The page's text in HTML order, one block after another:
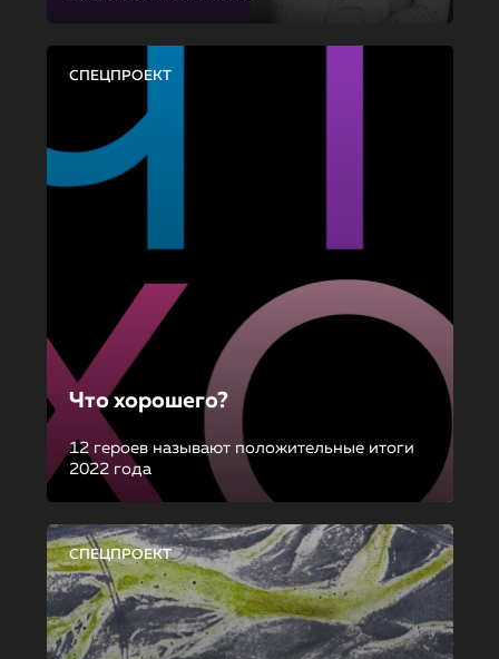
СПЕЦПРОЕКТ
Что хорошего?
12 героев называют положительные итоги
2022 года
СПЕЦПРОЕКТ